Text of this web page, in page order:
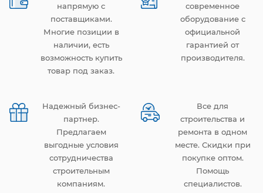
напрямую с
поставщиками.
Многие позиции в
наличии, есть
возможность купить
товар под заказ.
современное
оборудование с
официальной
гарантией от
производителя.
Надежный бизнес-
партнер.
Предлагаем
выгодные условия
сотрудничества
строительным
компаниям.
Все для
строительства и
ремонта в одном
месте. Скидки при
покупке оптом.
Помощь
специалистов.